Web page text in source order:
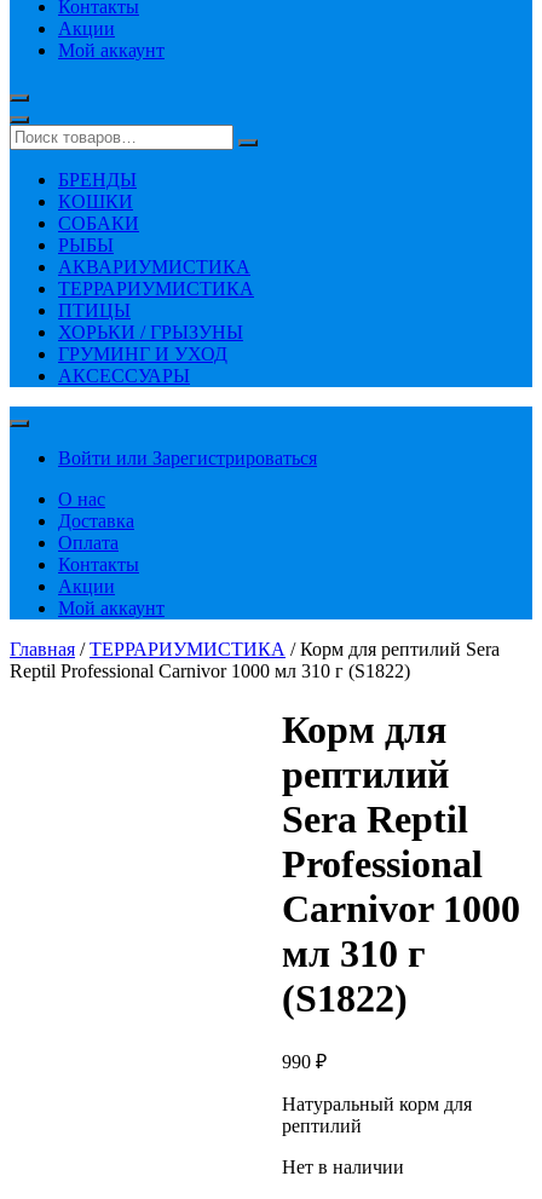
Контакты
Акции
Мой аккаунт
БРЕНДЫ
КОШКИ
СОБАКИ
РЫБЫ
АКВАРИУМИСТИКА
ТЕРРАРИУМИСТИКА
ПТИЦЫ
ХОРЬКИ / ГРЫЗУНЫ
ГРУМИНГ И УХОД
АКСЕССУАРЫ
Войти или Зарегистрироваться
О нас
Доставка
Оплата
Контакты
Акции
Мой аккаунт
Главная /ТЕРРАРИУМИСТИКА / Корм для рептилий Sera
Reptil Professional Carnivor 1000 мл 310 г (S1822)
Корм для
рептилий
Sera Reptil
Professional
Carnivor 1000
мл 310 г
(S1822)
990 ₽
Натуральный корм для
рептилий
Нет в наличии